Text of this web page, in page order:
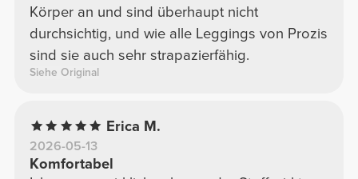
Körper an und sind überhaupt nicht
durchsichtig, und wie alle Leggings von Prozis
sind sie auch sehr strapazierfähig.
Siehe Original
Erica M.
2026-05-13
Komfortabel